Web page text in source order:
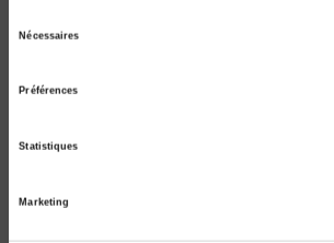
Nécessaires
Préférences
Statistiques
Marketing
Les socialistes sous l'Occupation